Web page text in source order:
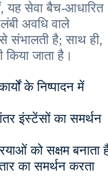
यह सेवा बैच-आधारित
लंबी अवधि वाले
संभालती है; साथ ही,
किया जाता है।
के निष्पादन में
इंस्टेंसों का समर्थन
को सक्षम बनाता
का समर्थन करता